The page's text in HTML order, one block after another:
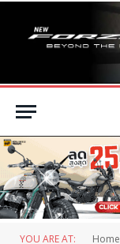
YOU ARE AT: Home